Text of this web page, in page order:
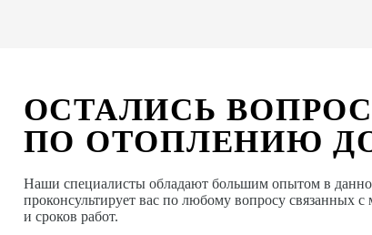
ОСТАЛИСЬ
ПО ОТОПЛЕНИЮ
Наши специалисты обладают большим опытом в
проконсультирует вас по любому вопросу связанных
и сроков работ.